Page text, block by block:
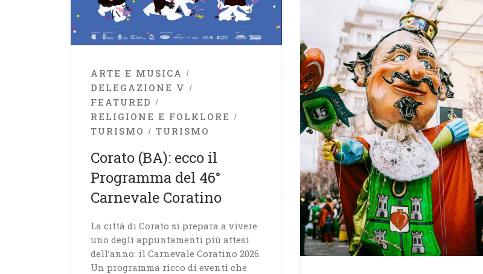
ARTE E MUSICA
DELEGAZIONE V
FEATURED
RELIGIONE E FOLKLORE
TURISMO
TURISMO
Corato (BA): ecco il
Programma del 46°
Carnevale Coratino
La città di Corato si prepara a vivere
uno degli appuntamenti più attesi
dell’anno: il Carnevale Coratino 2026.
Un programma ricco di eventi che